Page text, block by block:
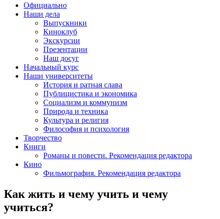
Официально
Наши дела
Выпускники
Киноклуб
Экскурсии
Презентации
Наш досуг
Начальный курс
Наши университеты
История и ратная слава
Публицистика и экономика
Социализм и коммунизм
Природа и техника
Культура и религия
Философия и психология
Творчество
Книги
Романы и повести. Рекомендация редактора
Кино
Фильмография. Рекомендация редактора
Как жить и чему учить и чему
учиться?